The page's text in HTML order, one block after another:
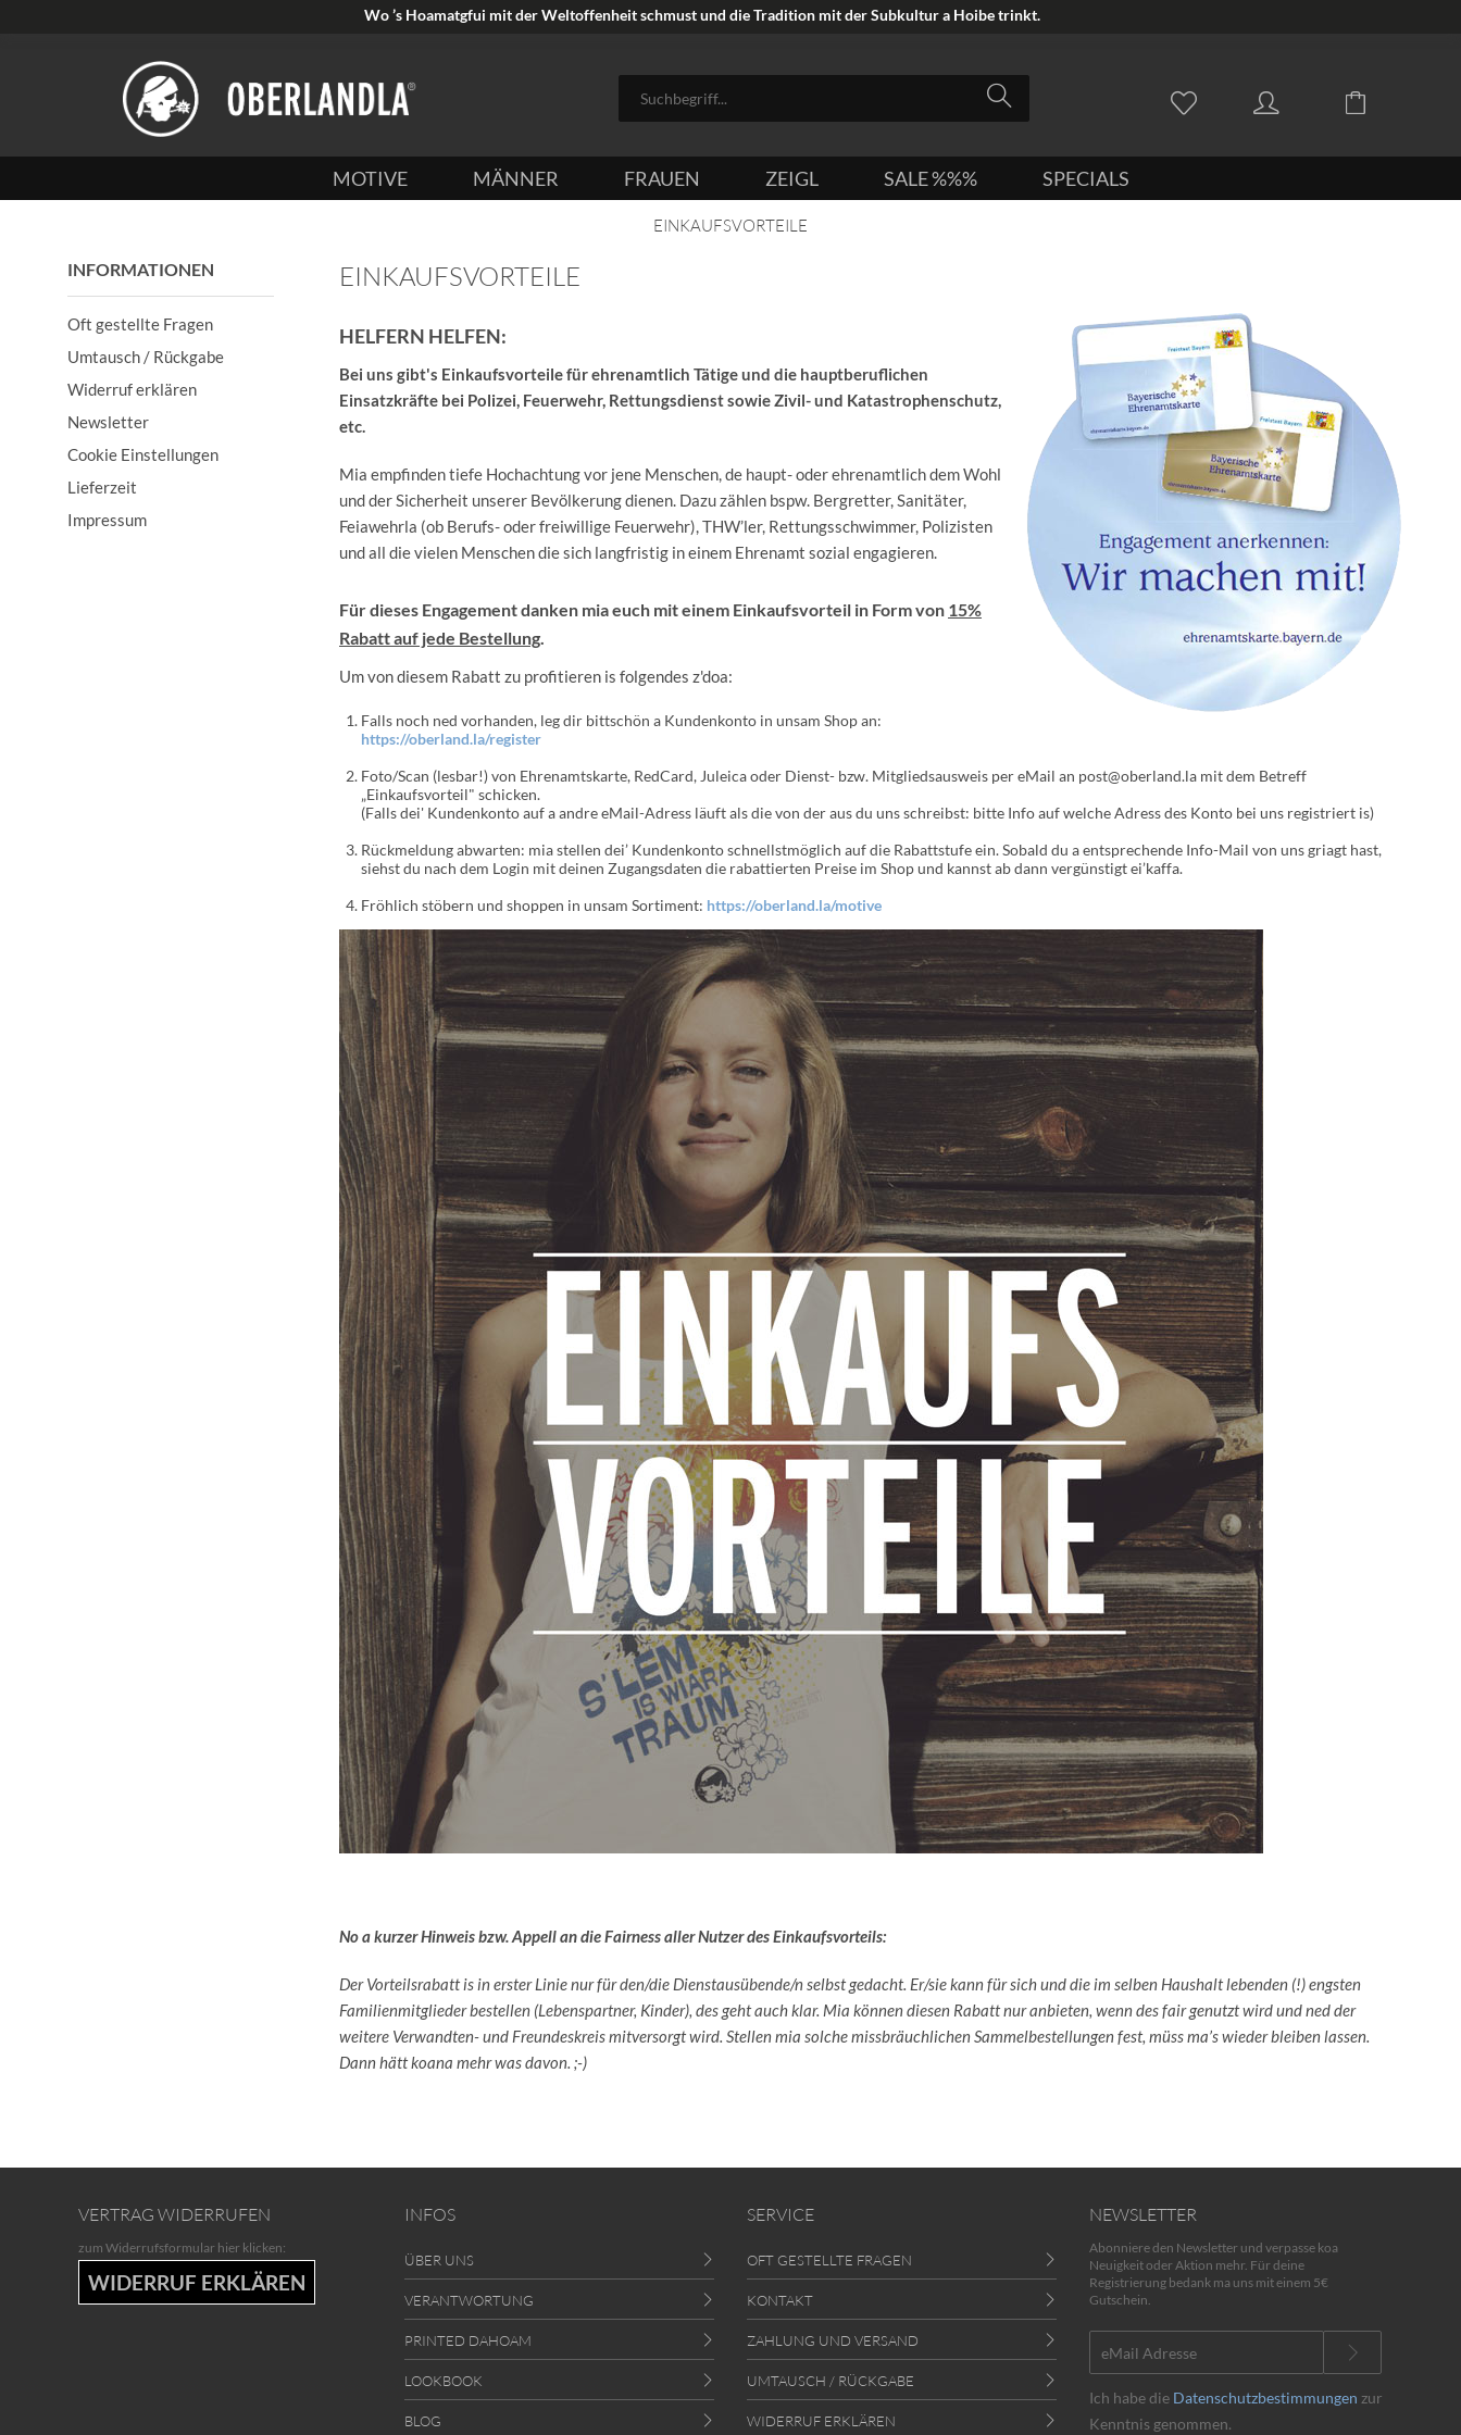
Wo ’s Hoamatgfui mit der Weltoffenheit schmust und die Tradition mit der Subkultur a Hoibe trinkt.
MOTIVE MÄNNER FRAUEN ZEIGL SALE %%% SPECIALS
EINKAUFSVORTEILE
INFORMATIONEN
Oft gestellte Fragen
Umtausch / Rückgabe
Widerruf erklären
Newsletter
Cookie Einstellungen
Lieferzeit
Impressum
EINKAUFSVORTEILE
HELFERN HELFEN:
Bei uns gibt's Einkaufsvorteile für ehrenamtlich Tätige und die hauptberuflichen
Einsatzkräfte bei Polizei, Feuerwehr, Rettungsdienst sowie Zivil- und Katastrophenschutz,
etc.
Mia empfinden tiefe Hochachtung vor jene Menschen, de haupt- oder ehrenamtlich dem Wohl
und der Sicherheit unserer Bevölkerung dienen. Dazu zählen bspw. Bergretter, Sanitäter,
Feiawehrla (ob Berufs- oder freiwillige Feuerwehr), THW’ler, Rettungsschwimmer, Polizisten
und all die vielen Menschen die sich langfristig in einem Ehrenamt sozial engagieren.
Für dieses Engagement danken mia euch mit einem Einkaufsvorteil in Form von 15%
Rabatt auf jede Bestellung.
Um von diesem Rabatt zu profitieren is folgendes z'doa:
Falls noch ned vorhanden, leg dir bittschön a Kundenkonto in unsam Shop an:
https://oberland.la/register
Foto/Scan (lesbar!) von Ehrenamtskarte, RedCard, Juleica oder Dienst- bzw. Mitgliedsausweis per eMail an post@oberland.la mit dem Betreff
„Einkaufsvorteil" schicken.
(Falls dei' Kundenkonto auf a andre eMail-Adress läuft als die von der aus du uns schreibst: bitte Info auf welche Adress des Konto bei uns registriert is)
Rückmeldung abwarten: mia stellen dei’ Kundenkonto schnellstmöglich auf die Rabattstufe ein. Sobald du a entsprechende Info-Mail von uns griagt hast,
siehst du nach dem Login mit deinen Zugangsdaten die rabattierten Preise im Shop und kannst ab dann vergünstigt ei’kaffa.
Fröhlich stöbern und shoppen in unsam Sortiment: https://oberland.la/motive
No a kurzer Hinweis bzw. Appell an die Fairness aller Nutzer des Einkaufsvorteils:
Der Vorteilsrabatt is in erster Linie nur für den/die Dienstausübende/n selbst gedacht. Er/sie kann für sich und die im selben Haushalt lebenden (!) engsten
Familienmitglieder bestellen (Lebenspartner, Kinder), des geht auch klar. Mia können diesen Rabatt nur anbieten, wenn des fair genutzt wird und ned der
weitere Verwandten- und Freundeskreis mitversorgt wird. Stellen mia solche missbräuchlichen Sammelbestellungen fest, müss ma’s wieder bleiben lassen.
Dann hätt koana mehr was davon. ;-)
VERTRAG WIDERRUFEN
zum Widerrufsformular hier klicken:
WIDERRUF ERKLÄREN
INFOS
ÜBER UNS
VERANTWORTUNG
PRINTED DAHOAM
LOOKBOOK
BLOG
SERVICE
OFT GESTELLTE FRAGEN
KONTAKT
ZAHLUNG UND VERSAND
UMTAUSCH / RÜCKGABE
WIDERRUF ERKLÄREN
NEWSLETTER
Abonniere den Newsletter und verpasse koa
Neuigkeit oder Aktion mehr. Für deine
Registrierung bedank ma uns mit einem 5€
Gutschein.
Ich habe die Datenschutzbestimmungen zur
Kenntnis genommen.